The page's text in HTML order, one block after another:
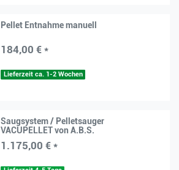
Pellet Entnahme manuell
184,00 € *
Lieferzeit ca. 1-2 Wochen
Saugsystem / Pelletsauger
VACUPELLET von A.B.S.
1.175,00 € *